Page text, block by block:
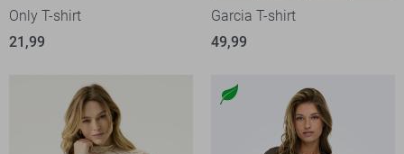
Only T-shirt
21,99
Garcia T-shirt
49,99